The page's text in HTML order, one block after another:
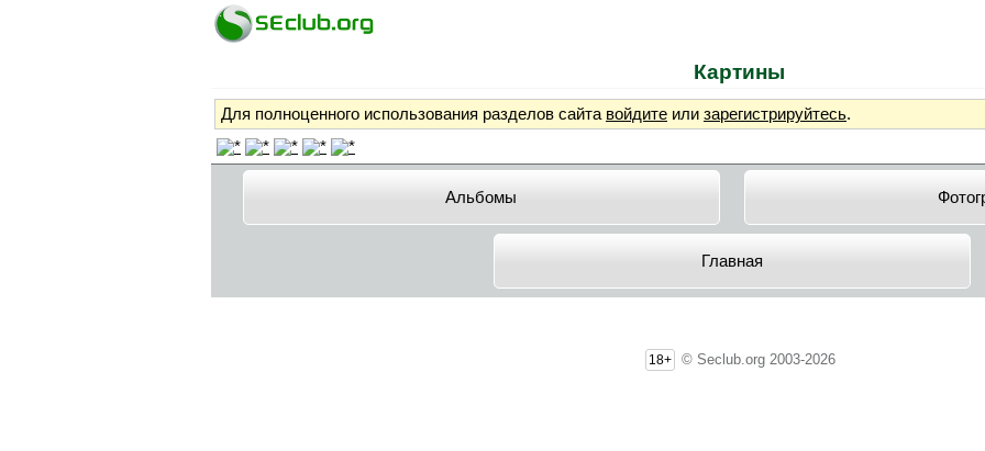
Картины
Для полноценного использования разделов сайта войдите или зарегистрируйтесь.
Альбомы
Главная
18+ © Seclub.org 2003-2026